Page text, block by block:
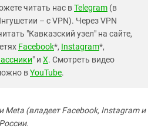
читать нас вTelegram (в
– с VPN). Через VPN
"Кавказский узел" на сайте,
Facebook*, Instagram*,
" и X. Смотреть видео
вYouTube.
Meta (владеет Facebook, Instagram и